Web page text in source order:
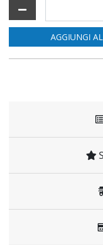
AGGIUNGI